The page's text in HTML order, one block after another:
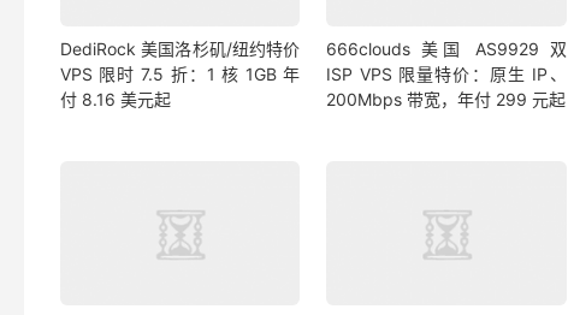
DediRock 美国洛杉矶/纽约特价
VPS 限时 7.5 折：1 核 1GB 年
付 8.16 美元起
666clouds 美国 AS9929 双
ISP VPS 限量特价：原生 IP、
200Mbps 带宽，年付 299 元起